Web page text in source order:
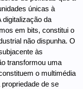
únicas à
digitalização da
em bits, constitui o
não dispunha. O
às
transformou uma
o multimédia
de se